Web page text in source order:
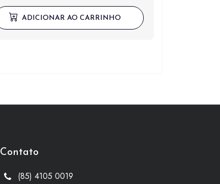
ADICIONAR AO CARRINHO
Contato
(85) 4105 0019